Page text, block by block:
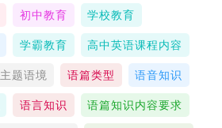
初中教育 学校教育
学霸教育 高中英语课程内容
主题语境 语篇类型 语音知识
语言知识 语篇知识内容要求